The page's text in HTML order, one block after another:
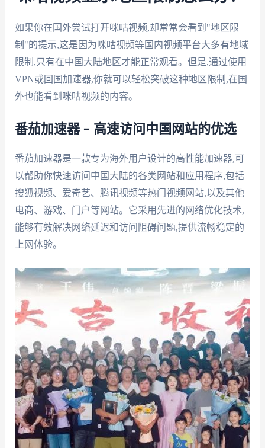
如果你在国外尝试打开咪咕视频,却常常会看到"地区限
制"的提示,这是因为咪咕视频等国内视频平台大多有地域
限制,只有在中国大陆地区才能正常观看。但是,通过使用
VPN或回国加速器,你就可以轻松突破这种地区限制,在国
外也能看到咪咕视频的内容。
番茄加速器 – 高速访问中国网站的优选
番茄加速器是一款专为海外用户设计的高性能加速器,可
以帮助你快速访问中国大陆的各类网站和应用程序,包括
搜狐视频、爱奇艺、腾讯视频等热门视频网站,以及其他
电商、游戏、门户等网站。它采用先进的网络优化技术,
能够有效解决网络延迟和访问阻碍问题,提供流畅稳定的
上网体验。